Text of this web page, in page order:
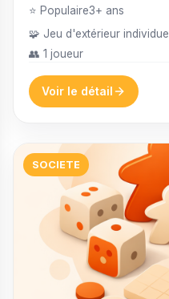
⭐ Populaire3+ ans
🧩 Jeu d'extérieur individuel
👥 1 joueur
Voir le détail
SOCIETE